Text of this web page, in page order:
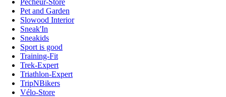
Pecheur-Store
Pet and Garden
Slowood Interior
Sneak'In
Sneakids
Sport is good
Training-Fit
Trek-Expert
Triathlon-Expert
TripNBikers
Vélo-Store